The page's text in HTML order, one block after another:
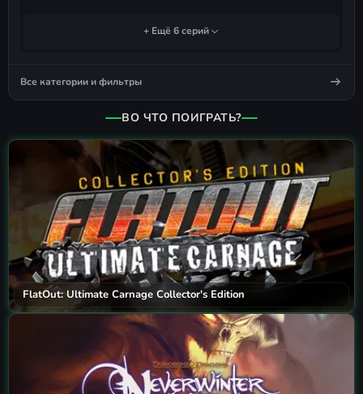
+ Ещё 6 серий
Все категории и фильтры
ВО ЧТО ПОИГРАТЬ?
FlatOut: Ultimate Carnage Collector's Edition